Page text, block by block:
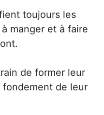
toujours les
manger et à faire
de former leur
de leur